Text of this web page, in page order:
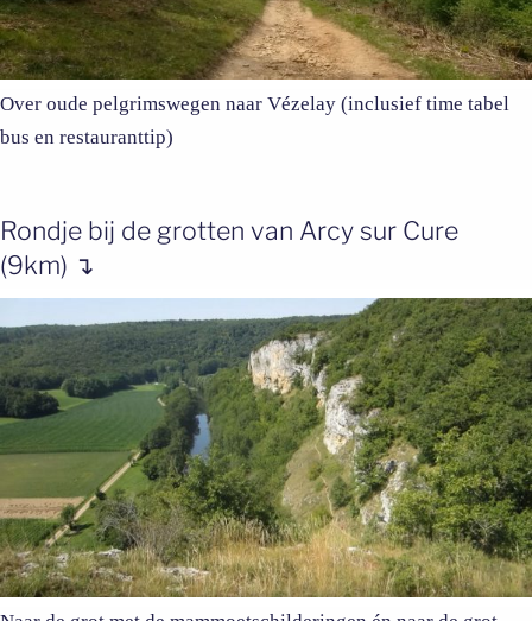
Over oude pelgrimswegen naar Vézelay (inclusief time tabel
bus en restauranttip)
Rondje bij de grotten van Arcy sur Cure
(9km) ↴